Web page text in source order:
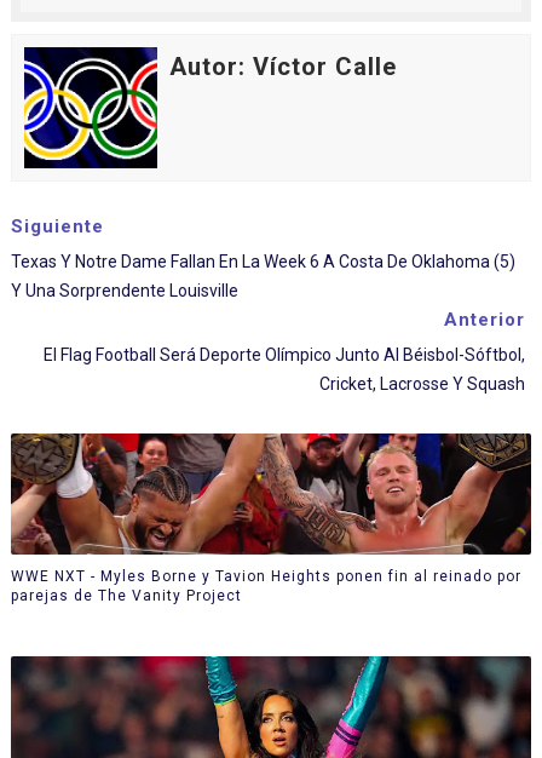
Autor: Víctor Calle
Siguiente
Texas Y Notre Dame Fallan En La Week 6 A Costa De Oklahoma (5)
Y Una Sorprendente Louisville
Anterior
El Flag Football Será Deporte Olímpico Junto Al Béisbol-Sóftbol,
Cricket, Lacrosse Y Squash
WWE NXT - Myles Borne y Tavion Heights ponen fin al reinado por
parejas de The Vanity Project